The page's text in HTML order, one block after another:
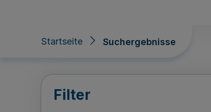
Startseite Suchergebnisse
Suchergebnisse
Filter